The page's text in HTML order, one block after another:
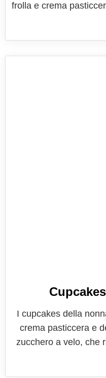
frolla e crema
bianco va a
pasticcera con
I cupcakes della
crema pasticcera e
zucchero a velo, che
della torta della
pasticceria